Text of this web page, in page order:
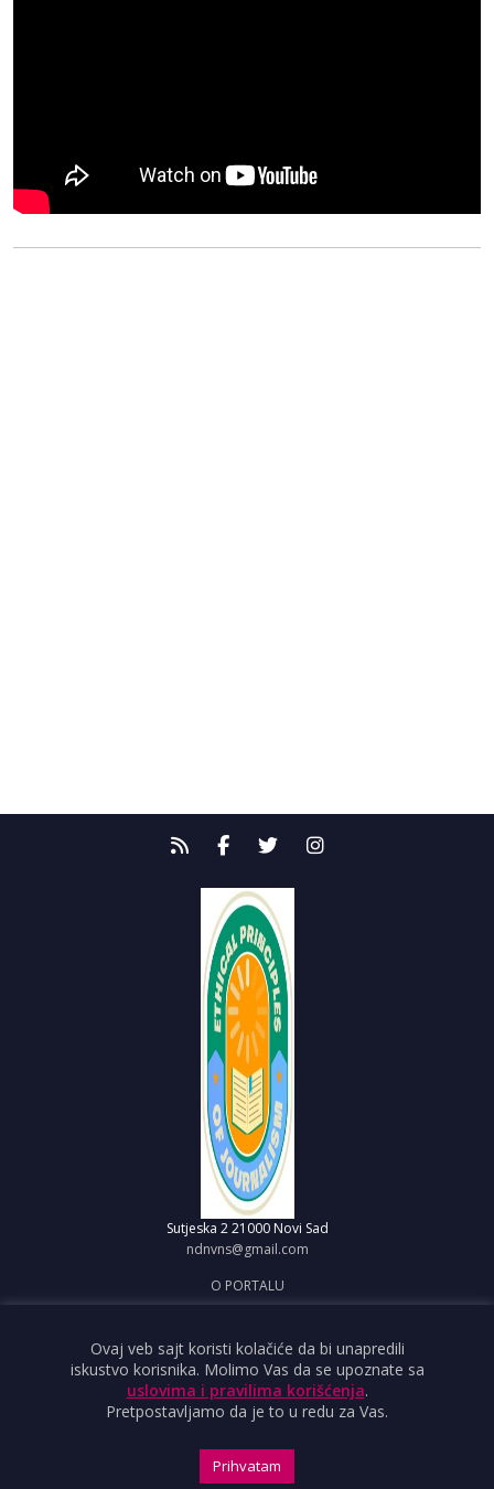
Sutjeska 2 21000 Novi Sad
ndnvns@gmail.com
O PORTALU
OBJAVI VEST
USLOVI KORIŠĆENJA
Ovaj veb sajt koristi kolačiće da bi unapredili
iskustvo korisnika. Molimo Vas da se upoznate sa
uslovima i pravilima korišćenja.
Pretpostavljamo da je to u redu za Vas.
Prihvatam